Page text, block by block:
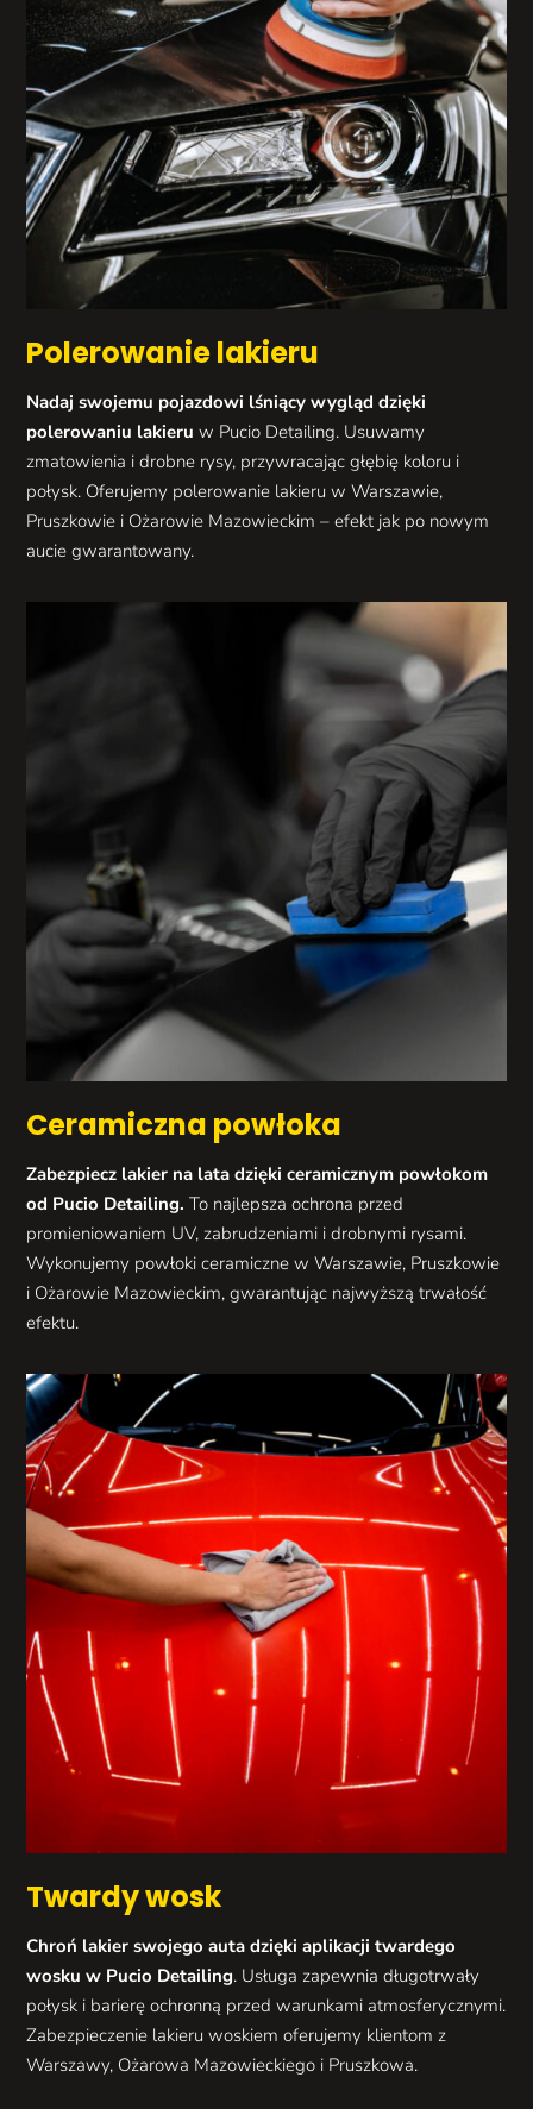
Polerowanie lakieru
Nadaj swojemu pojazdowi lśniący wygląd dzięki
polerowaniu lakieru w Pucio Detailing. Usuwamy
zmatowienia i drobne rysy, przywracając głębię koloru i
połysk. Oferujemy polerowanie lakieru w Warszawie,
Pruszkowie i Ożarowie Mazowieckim – efekt jak po nowym
aucie gwarantowany.
Ceramiczna powłoka
Zabezpiecz lakier na lata dzięki ceramicznym powłokom
od Pucio Detailing. To najlepsza ochrona przed
promieniowaniem UV, zabrudzeniami i drobnymi rysami.
Wykonujemy powłoki ceramiczne w Warszawie, Pruszkowie
i Ożarowie Mazowieckim, gwarantując najwyższą trwałość
efektu.
Twardy wosk
Chroń lakier swojego auta dzięki aplikacji twardego
wosku w Pucio Detailing. Usługa zapewnia długotrwały
połysk i barierę ochronną przed warunkami atmosferycznymi.
Zabezpieczenie lakieru woskiem oferujemy klientom z
Warszawy, Ożarowa Mazowieckiego i Pruszkowa.